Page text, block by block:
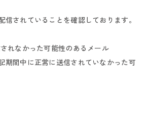
信されていることを確認しております。
れなかった可能性のあるメール
期間中に正常に送信されていなかった可